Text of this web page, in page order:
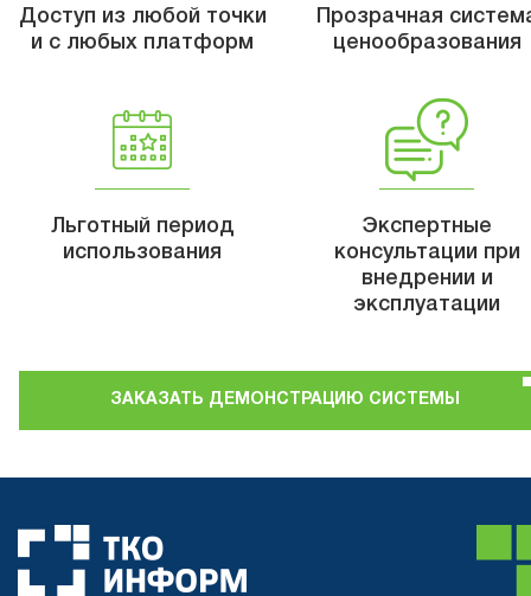
Доступ из любой точки
и с любых платформ
Прозрачная
ценообразования
Льготный период
использования
Экспертные
консультации при
внедрении и
эксплуатации
ЗАКАЗАТЬ ДЕМОНСТРАЦИЮ СИСТЕМЫ